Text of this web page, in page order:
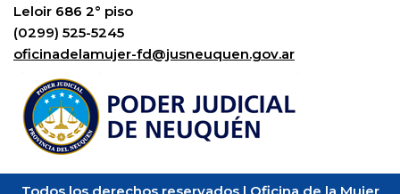
Leloir 686 2° piso
(0299) 525-5245
oficinadelamujer-fd@jusneuquen.gov.ar